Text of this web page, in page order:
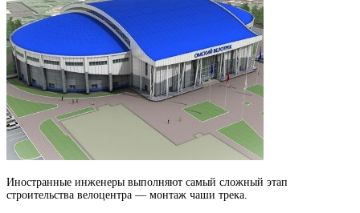
Иностранные инженеры выполняют самый сложный этап
строительства велоцентра — монтаж чаши трека.